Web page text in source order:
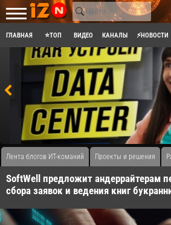
ГЛАВНАЯ ⭐ТОП ВИДЕО КАНАЛЫ ⚡НОВОСТИ
Лента блогов ИТ-команий Проекты и решения
SoftWell предложит андеррайтерам
сбора заявок и ведения книг